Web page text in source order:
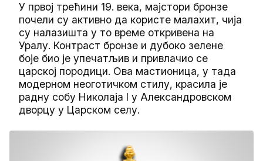
У првој трећини 19. века, мајстори бронзе
почели су активно да користе малахит, чија
су налазишта у то време откривена на
Уралу. Контраст бронзе и дубоко зелене
боје био је упечатљив и привлачио се
царској породици. Ова мастионица, у тада
модерном неоготичком стилу, красила је
радну собу Николаја I у Александровском
дворцу у Царском селу.